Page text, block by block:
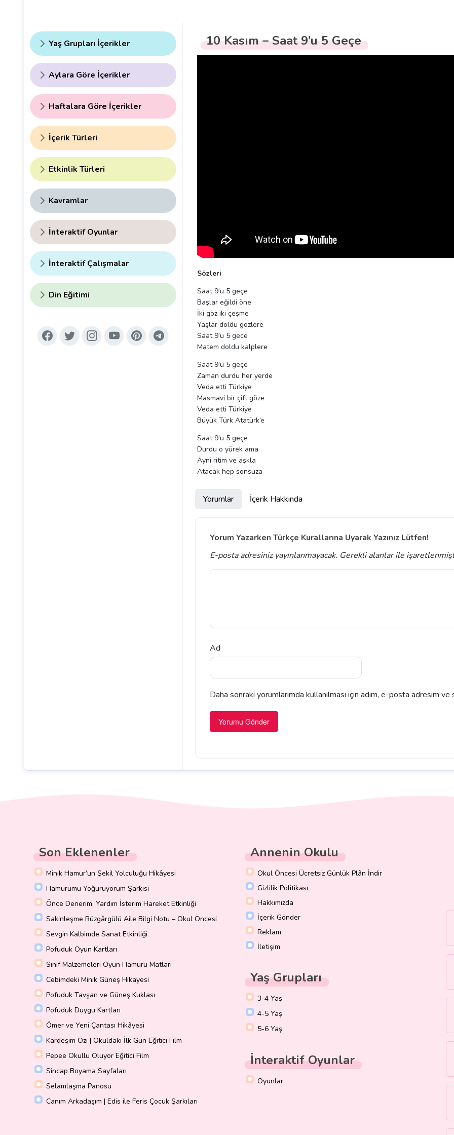
Yaş Grupları İçerikler
Aylara Göre İçerikler
Haftalara Göre İçerikler
İçerik Türleri
Etkinlik Türleri
Kavramlar
İnteraktif Oyunlar
İnteraktif Çalışmalar
Din Eğitimi
10 Kasım – Saat 9’u 5 Geçe
Sözleri
Saat 9’u 5 geçe
Başlar eğildi öne
İki göz iki çeşme
Yaşlar doldu gözlere
Saat 9’u 5 gece
Matem doldu kalplere
Saat 9’u 5 geçe
Zaman durdu her yerde
Veda etti Türkiye
Masmavi bir çift göze
Veda etti Türkiye
Büyük Türk Atatürk’e
Saat 9’u 5 geçe
Durdu o yürek ama
Ayni ritim ve aşkla
Atacak hep sonsuza
Yorumlar İçerik Hakkında
Yorum Yazarken Türkçe Kurallarına Uyarak Yazınız Lütfen!
E-posta adresiniz yayınlanmayacak. Gerekli alanlarile
Ad
Daha sonraki yorumlarımda kullanılması için adım, e-posta adresim
Son Eklenenler
Minik Hamur’un Şekil Yolculuğu Hikâyesi
Hamurumu Yoğuruyorum Şarkısı
Önce Denerim, Yardım İsterim Hareket Etkinliği
Sakinleşme Rüzgârgülü Aile Bilgi Notu – Okul Öncesi
Sevgin Kalbimde Sanat Etkinliği
Pofuduk Oyun Kartları
Sınıf Malzemeleri Oyun Hamuru Matları
Cebimdeki Minik Güneş Hikayesi
Pofuduk Tavşan ve Güneş Kuklası
Pofuduk Duygu Kartları
Ömer ve Yeni Çantası Hikâyesi
Kardeşim Ozi | Okuldaki İlk Gün Eğitici Film
Pepee Okullu Oluyor Eğitici Film
Sincap Boyama Sayfaları
Selamlaşma Panosu
Canım Arkadaşım | Edis ile Feris Çocuk Şarkıları
Annenin Okulu
Okul Öncesi Ücretsiz Günlük Plân İndir
Gizlilik Politikası
Hakkımızda
İçerik Gönder
Reklam
İletişim
Yaş Grupları
3-4 Yaş
4-5 Yaş
5-6 Yaş
İnteraktif Oyunlar
Oyunlar